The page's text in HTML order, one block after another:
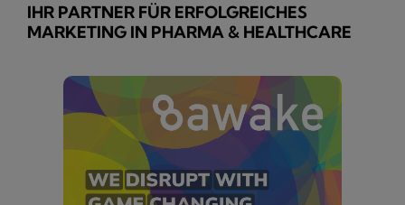
IHR PARTNER FÜR ERFOLGREICHES
MARKETING IN PHARMA & HEALTHCARE